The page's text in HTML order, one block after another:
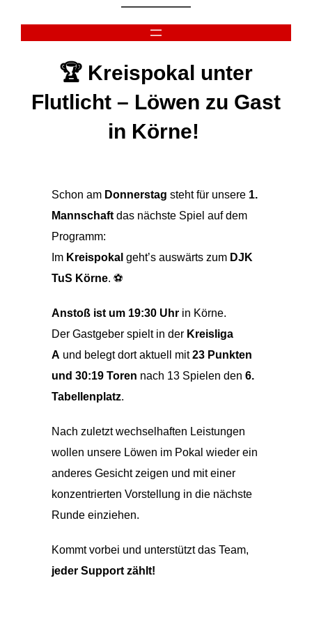
🏆 Kreispokal unter
Flutlicht – Löwen zu Gast
in Körne!
Schon am Donnerstag steht für unsere 1.
Mannschaft das nächste Spiel auf dem
Programm:
Im Kreispokal geht’s auswärts zum DJK
TuS Körne. ⚽️
Anstoß ist um 19:30 Uhr in Körne.
Der Gastgeber spielt in der Kreisliga
A und belegt dort aktuell mit23 Punkten
und 30:19 Toren nach 13 Spielen den6.
Tabellenplatz.
Nach zuletzt wechselhaften Leistungen
wollen unsere Löwen im Pokal wieder ein
anderes Gesicht zeigen und mit einer
konzentrierten Vorstellung in die nächste
Runde einziehen.
Kommt vorbei und unterstützt das Team,
jeder Support zählt!